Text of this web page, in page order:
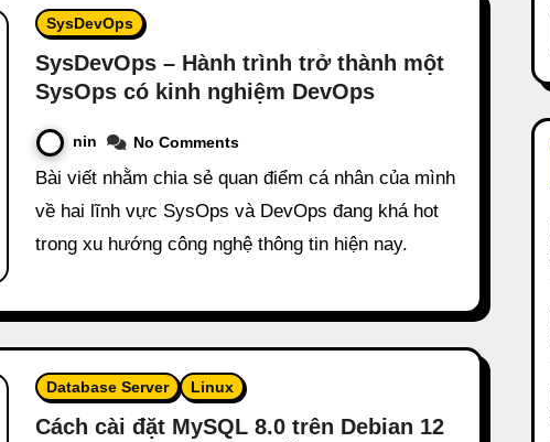
SysDevOps
SysDevOps – Hành trình trở thành một
SysOps có kinh nghiệm DevOps
nin No Comments
Bài viết nhằm chia sẻ quan điểm cá nhân của mình
về hai lĩnh vực SysOps và DevOps đang khá hot
trong xu hướng công nghệ thông tin hiện nay.
Database Server Linux
Cách cài đặt MySQL 8.0 trên Debian 12